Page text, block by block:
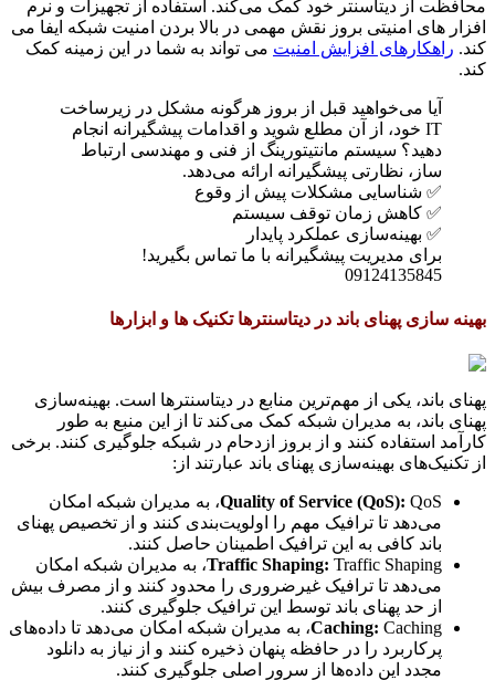
محافظت از دیتاسنتر خود کمک می‌کند. استفاده از تجهیزات و نرم
افزار های امنیتی بروز نقش مهمی در بالا بردن امنیت شبکه ایفا می
کند. راهکارهای افزایش امنیت می تواند به شما در این زمینه کمک
کند.
آیا می‌خواهید قبل از بروز هرگونه مشکل در زیرساخت
IT خود، از آن مطلع شوید و اقدامات پیشگیرانه انجام
دهید؟ سیستم مانتیتورینگ از فنی و مهندسی ارتباط
ساز، نظارتی پیشگیرانه ارائه می‌دهد.
✅ شناسایی مشکلات پیش از وقوع
✅ کاهش زمان توقف سیستم
✅ بهینه‌سازی عملکرد پایدار
برای مدیریت پیشگیرانه با ما تماس بگیرید!
09124135845
بهینه سازی پهنای باند در دیتاسنترها تکنیک ها و ابزارها
پهنای باند، یکی از مهم‌ترین منابع در دیتاسنترها است. بهینه‌سازی
پهنای باند، به مدیران شبکه کمک می‌کند تا از این منبع به طور
کارآمد استفاده کنند و از بروز ازدحام در شبکه جلوگیری کنند. برخی
از تکنیک‌های بهینه‌سازی پهنای باند عبارتند از:
Quality of Service (QoS):QoS، به مدیران شبکه امکان
می‌دهد تا ترافیک مهم را اولویت‌بندی کنند و از تخصیص پهنای
باند کافی به این ترافیک اطمینان حاصل کنند.
Traffic Shaping:Traffic Shaping، به مدیران شبکه امکان
می‌دهد تا ترافیک غیرضروری را محدود کنند و از مصرف بیش
از حد پهنای باند توسط این ترافیک جلوگیری کنند.
Caching:Caching، به مدیران شبکه امکان می‌دهد تا داده‌های
پرکاربرد را در حافظه پنهان ذخیره کنند و از نیاز به دانلود
مجدد این داده‌ها از سرور اصلی جلوگیری کنند.